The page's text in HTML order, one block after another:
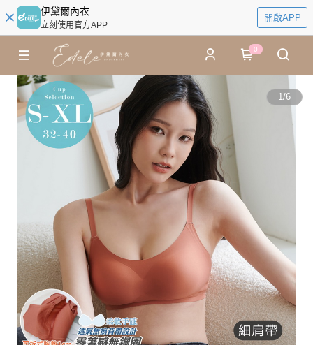
伊黛爾內衣
立刻使用官方APP
開啟APP
0
1/6